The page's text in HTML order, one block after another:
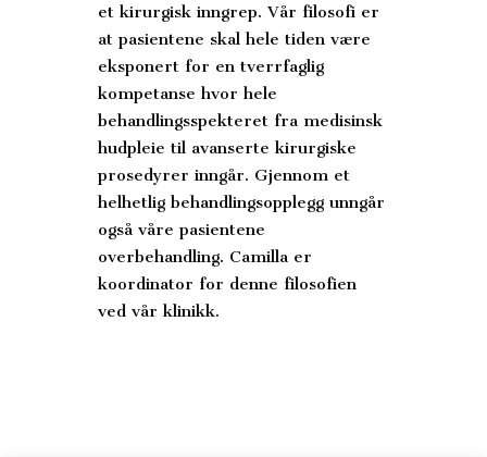
et kirurgisk inngrep. Vår filosofi er
at pasientene skal hele tiden være
eksponert for en tverrfaglig
kompetanse hvor hele
behandlingsspekteret fra medisinsk
hudpleie til avanserte kirurgiske
prosedyrer inngår. Gjennom et
helhetlig behandlingsopplegg unngår
også våre pasientene
overbehandling. Camilla er
koordinator for denne filosofien
ved vår klinikk.